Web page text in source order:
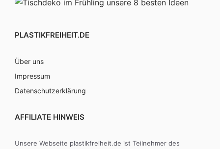
PLASTIKFREIHEIT.DE
Über uns
Impressum
Datenschutzerklärung
AFFILIATE HINWEIS
Unsere Webseite plastikfreiheit.de ist Teilnehmer des